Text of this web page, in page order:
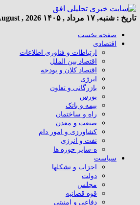
تاریخ : شنبه, ۱۷ مرداد , ۱۴۰۵ , 2026
صفحه نخست
اقتصادی
ارتباطات و فناوری اطلاعات
اقتصاد بین الملل
اقتصاد کلان و بودجه
انرژی
بازرگانی و تعاون
بورس
بیمه و بانک
راه و ساختمان
صنعت و معدن
کشاورزی و امور دام
نفت و انرژی
ه-سایر حوزه ها
سیاست
احزاب و تشکلها
دولت
مجلس
قوه قضائیه
دفاعی و امنیتی